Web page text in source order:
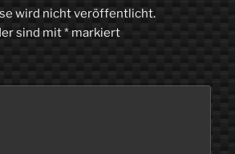
wird nicht veröffentlicht.
sind mit* markiert